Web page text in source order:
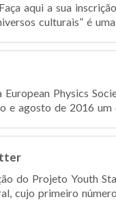
aqui a sua
culturais” é
Physics
e agosto de 2016 um
do Projeto Youth
cujo primeiro